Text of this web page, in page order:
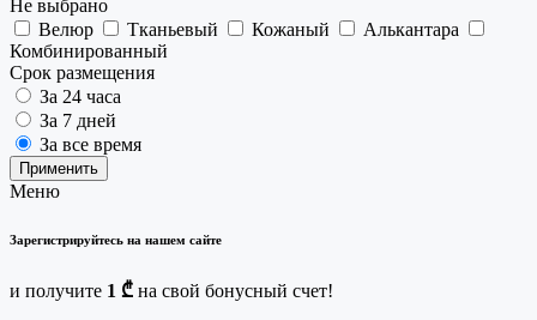
Не выбрано
Велюр
Тканьевый Кожаный
Алькантара
Комбинированный
Срок размещения
За 24 часа
За 7 дней
За все время
Применить
Меню
Зарегистрируйтесь на нашем сайте
и получите 1 ₾ на свой бонусный счет!